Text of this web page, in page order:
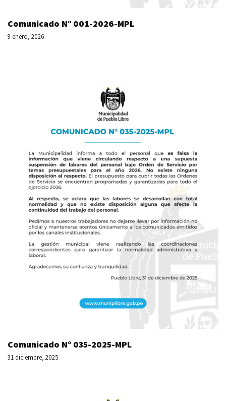
Comunicado N° 001-2026-MPL
9 enero, 2026
Comunicado N° 035-2025-MPL
31 diciembre, 2025